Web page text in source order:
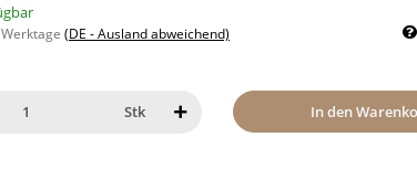
(DE - Ausland abweichend)
Stk In den